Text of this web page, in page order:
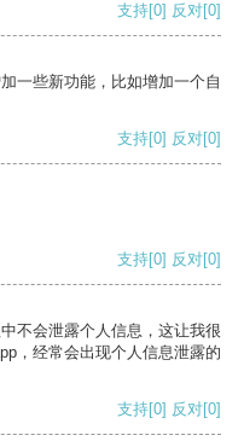
支持[0] 反对[0]
一些新功能，比如增加一个自
支持[0] 反对[0]
支持[0] 反对[0]
不会泄露个人信息，这让我很
，经常会出现个人信息泄露的
支持[0] 反对[0]